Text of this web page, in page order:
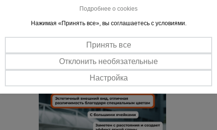
Обладает высокой прочностью при малом весе. Соответствует
Эстетичный внешний вид, отличная различимость благодаря
специальным цветам и оптимально подобранному размеру ячеек.
Может быть изготовлена любого цвета по RAL
Подробнее о cookies
Нажимая «Принять все», вы соглашаетесь с условиями.
Принять все
Отклонить необязательные
Настройка